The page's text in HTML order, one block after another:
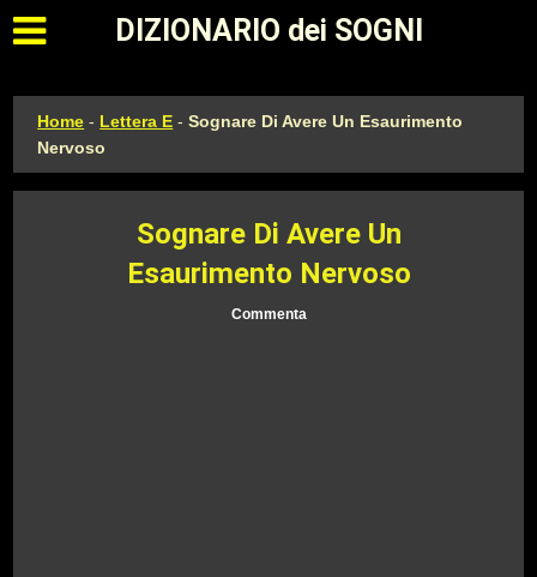
Apri il menu principale
DIZIONARIO dei SOGNI
Home - Lettera E -Sognare Di Avere Un Esaurimento
Nervoso
Sognare Di Avere Un
Esaurimento Nervoso
Commenta